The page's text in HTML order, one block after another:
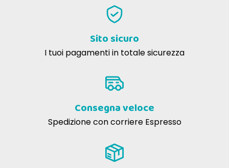
già consigliato con piacere alle mie amiche gattare
Sito sicuro
I tuoi pagamenti in totale sicurezza
Consegna veloce
Spedizione con corriere Espresso